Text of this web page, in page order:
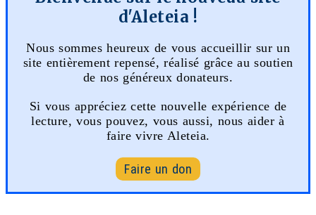
d'Aleteia !
Nous sommes heureux de vous accueillir sur un
site entièrement repensé, réalisé grâce au soutien
de nos généreux donateurs.
Si vous appréciez cette nouvelle expérience de
lecture, vous pouvez, vous aussi, nous aider à
faire vivre Aleteia.
Faire un don